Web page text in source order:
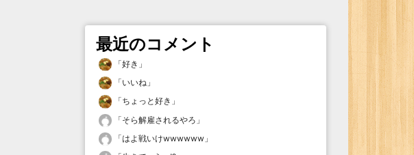
最近のコメント
「好き 」
「いいね 」
「ちょっと好き 」
「そら解雇されるやろ 」
「はよ戦いけwwwwww 」